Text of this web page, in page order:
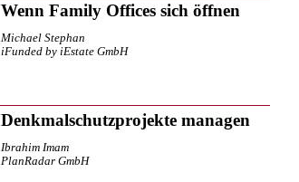
Wenn Family Offices sich öffnen
Michael Stephan
iFunded by iEstate GmbH
Denkmalschutzprojekte managen
Ibrahim Imam
PlanRadar GmbH